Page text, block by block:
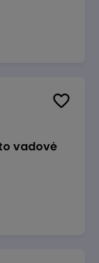
vadovė